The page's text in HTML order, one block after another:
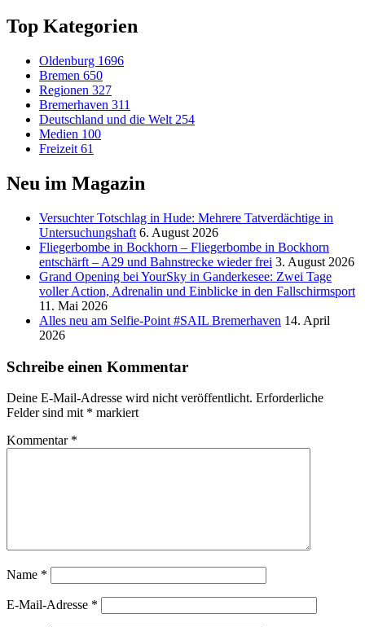
Top Kategorien
Oldenburg 1696
Bremen 650
Regionen 327
Bremerhaven 311
Deutschland und die Welt 254
Medien 100
Freizeit 61
Neu im Magazin
Versucht­er Totschlag in Hude: Mehrere Tatverdächtige in
Untersuchungshaft 6. August 2026
Fliegerbombe in Bockhorn – Fliegerbombe in Bockhorn
entschärft – A29 und Bahnstrecke wieder frei 3. August 2026
Grand Opening bei YourSky in Ganderkesee: Zwei Tage
voller Action, Adrenalin und Einblicke in den Fallschirmsport
11. Mai 2026
Alles neu am Selfie-Point #SAIL Bremerhaven 14. April
2026
Schreibe einen Kommentar
Deine E-Mail-Adresse wird nicht veröffentlicht. Erforderliche
Felder sind mit * markiert
Kommentar *
Name *
E-Mail-Adresse *